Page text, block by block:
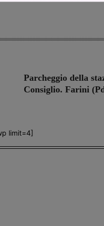
Parcheggio della
Consiglio. Farini
limit=4]